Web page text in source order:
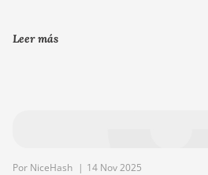
Leer más
Por NiceHash | 14 Nov 2025